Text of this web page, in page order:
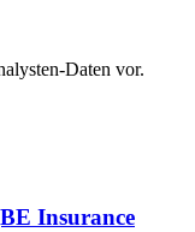
Daten vor.
Insurance